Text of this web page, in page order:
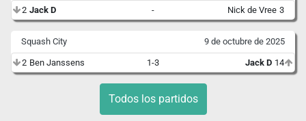
2 Jack D - Nick de Vree 3
Squash City 9 de octubre de 2025
2 Ben Janssens 1-3 Jack D 14
Todos los partidos